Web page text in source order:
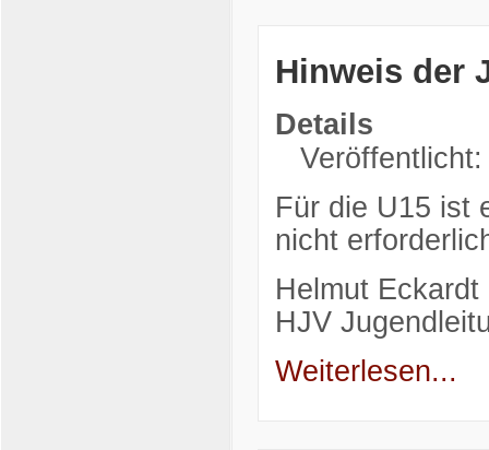
Hinweis der
Details
Für die U15 ist
nicht
Helmut Eckardt
HJV
Weiterlesen...